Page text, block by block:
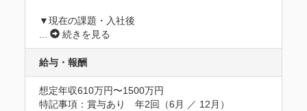
▼現在の課題・入社後
...
続きを見る
給与・報酬
想定年収610万円〜1500万円
特記事項：賞与あり　年2回（6月 ／ 12月）